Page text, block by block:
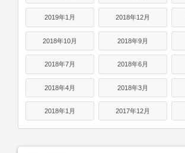
2019年1月 2018年12月
2018年10月 2018年9月
2018年7月 2018年6月
2018年4月 2018年3月
2018年1月 2017年12月